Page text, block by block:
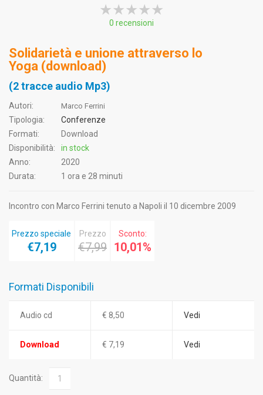
★★★★★
★★★★★
★★★★★
0 recensioni
Solidarietà e unione attraverso lo
Yoga (download)
(2 tracce audio Mp3)
Autori: Marco Ferrini
Tipologia:
Conferenze
Formati:
Download
Disponibilità:
in stock
Anno:
2020
Durata:
1 ora e 28 minuti
Incontro con Marco Ferrini tenuto a Napoli il 10 dicembre 2009
Prezzo speciale
€7,19
Prezzo
€7,99
Sconto:
10,01%
Formati Disponibili
Audio cd € 8,50 Vedi
Download € 7,19 Vedi
Quantità: